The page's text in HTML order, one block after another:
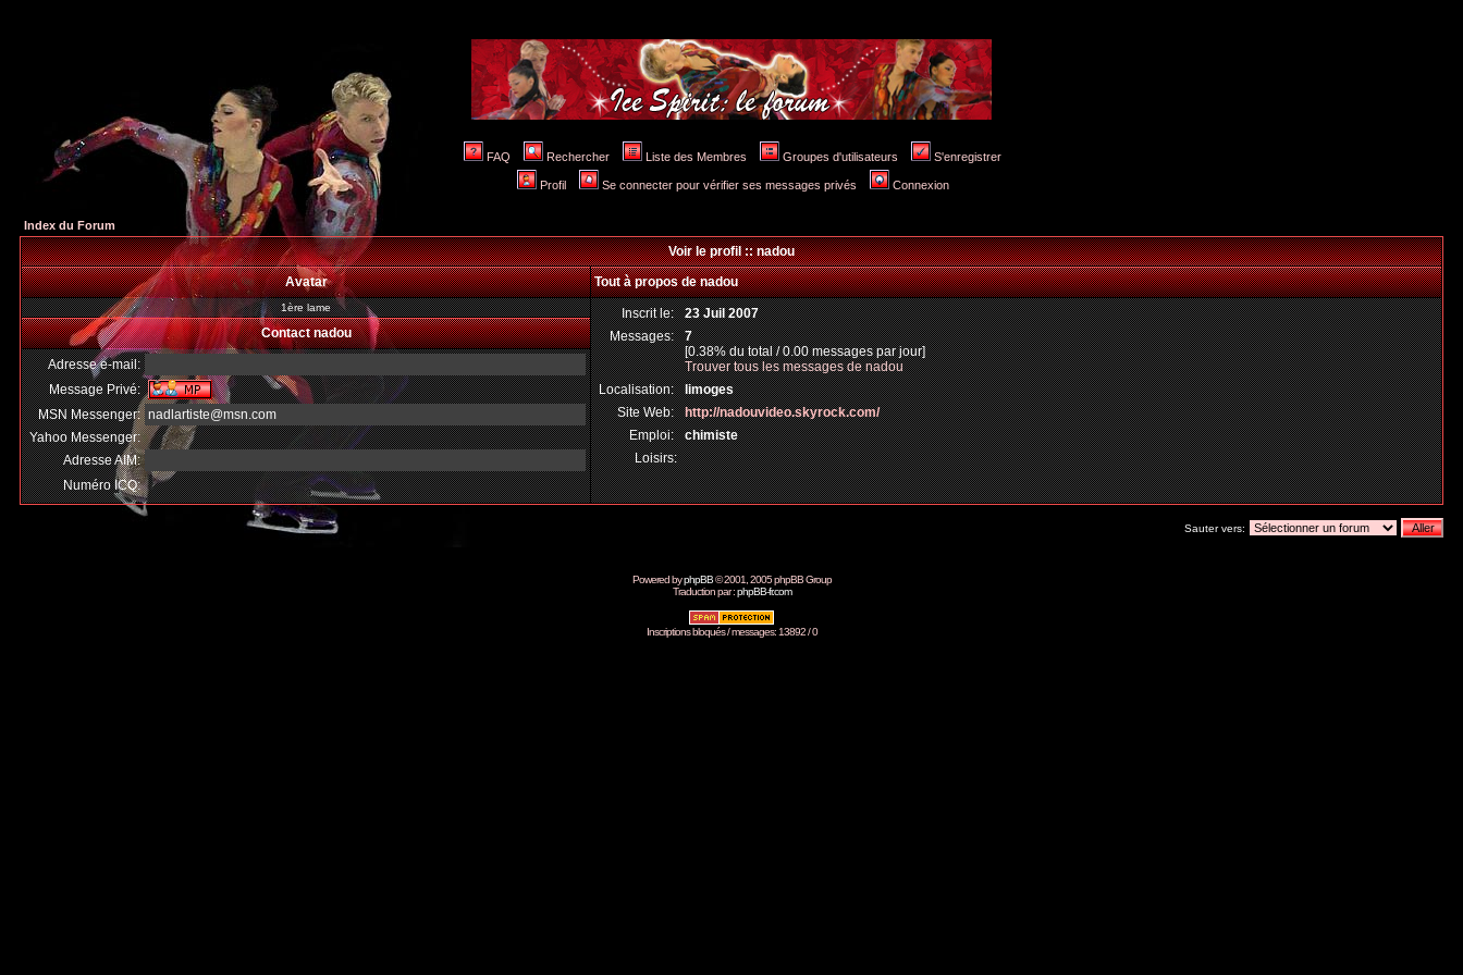
FAQ Rechercher Liste des Membres Groupes d'utilisateurs S'enregistrer
Profil Se connecter pour vérifier ses messages privés Connexion
Index du Forum
Voir le profil :: nadou
Avatar
Tout à propos de nadou
1ère lame Inscrit le: 23 Juil 2007
Messages: 7
[0.38% du total / 0.00 messages par jour]
Trouver tous les messages de nadou
Localisation: limoges
Site Web: http://nadouvideo.skyrock.com/
Emploi: chimiste
Loisirs:
Contact nadou
Adresse e-mail:
Message Privé:
MSN Messenger: nadlartiste@msn.com
Yahoo Messenger:
Adresse AIM:
Numéro ICQ:
Sauter vers:
Powered byphpBB© 2001, 2005 phpBB Group
Traduction par :phpBB-fr.com
Inscriptions bloqués / messages: 13892 / 0